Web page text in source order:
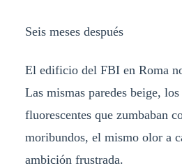
Seis meses después
El edificio del FBI en Roma
Las mismas paredes beige,
fluorescentes que zumbaban
moribundos, el mismo olor a
ambición frustrada.